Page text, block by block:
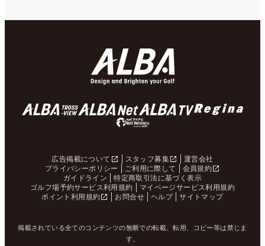
広告掲載について スタッフ募集
運営会社
プライバシーポリシー
ご利用に際して
会員規約
ガイドライン
特定商取引法に基づく表示
ゴルフ場予約サービス利用規約
マイページサービス利用規約
ポイント利用規約
お問合せ ヘルプ サイトマップ
掲載されている全てのコンテンツの無断での転載、転用、コピー等は禁じま
す。